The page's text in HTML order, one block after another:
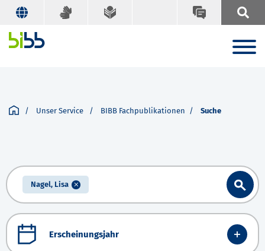
Unser Service BIBB Fachpublikationen Suche
Nagel, Lisa
Erscheinungsjahr